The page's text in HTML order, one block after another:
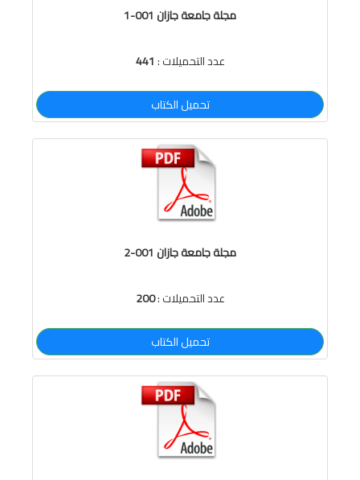
مجلة جامعة جازان 001-1
عدد التحميلات :441
تحميل الكتاب
مجلة جامعة جازان 001-2
عدد التحميلات :200
تحميل الكتاب